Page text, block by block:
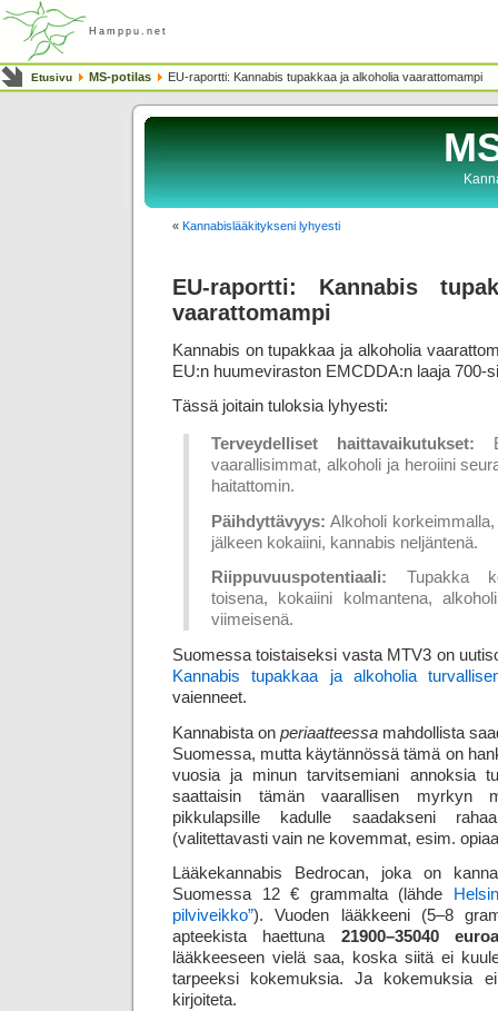
Hamppu.net
Etusivu MS-potilas EU-raportti: Kannabis tupakkaa ja alkoholia vaarattomampi
« Kannabislääkitykseni lyhyesti
EU-raportti: Kannabis
vaarattomampi
Kannabis on tupakkaa ja alkoholia
EU:n huumeviraston EMCDDA:n laaja 700-
Tässä joitain tuloksia lyhyesti:
Terveydelliset haittavaikutukset:
vaarallisimmat, alkoholi ja heroiini
haitattomin.
Päihdyttävyys: Alkoholi
jälkeen kokaiini, kannabis neljäntenä.
Riippuvuuspotentiaali: Tupakka
toisena, kokaiini kolmantena,
viimeisenä.
Suomessa toistaiseksi vasta MTV3 on
Kannabis tupakkaa ja alkoholia
vaienneet.
Kannabista on periaatteessa mahdollista
Suomessa, mutta käytännössä tämä on
vuosia ja minun tarvitsemiani annoksia
saattaisin tämän vaarallisen myrkyn
pikkulapsille kadulle saadakseni
(valitettavasti vain ne kovemmat, esim.
Lääkekannabis Bedrocan, joka on
Suomessa 12 € grammalta (lähde
pilviveikko”). Vuoden lääkkeeni (5–8
apteekista haettuna 21900–35040
lääkkeeseen vielä saa, koska siitä ei
tarpeeksi kokemuksia. Ja kokemuksia
kirjoiteta.